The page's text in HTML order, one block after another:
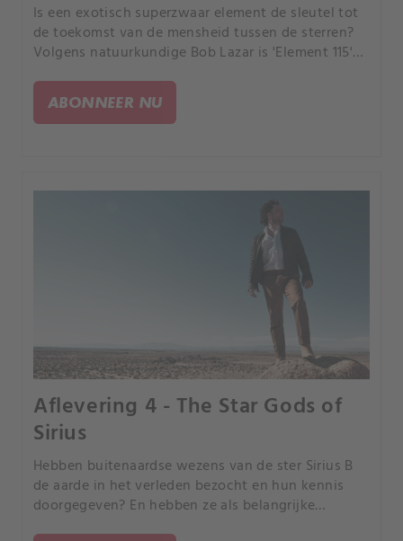
Is een exotisch superzwaar element de sleutel tot
de toekomst van de mensheid tussen de sterren?
Volgens natuurkundige Bob Lazar is 'Element 115'
ruimtevaartuig dat hij voor de Amerikaanse
overheid onderzocht.
ABONNEER NU
Aflevering 4 - The Star Gods of
Sirius
Hebben buitenaardse wezens van de ster Sirius B
de aarde in het verleden bezocht en hun kennis
doorgegeven? En hebben ze als belangrijke